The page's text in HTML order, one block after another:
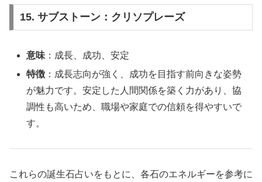
15. サブストーン：クリソプレーズ
意味 ：成長、成功、安定
特徴 ：成長志向が強く、成功を目指す前向きな姿勢
が魅力です。安定した人間関係を築く力があり、協
調性も高いため、職場や家庭での信頼を得やすいで
す。
これらの誕生石占いをもとに、各石のエネルギーを参考に